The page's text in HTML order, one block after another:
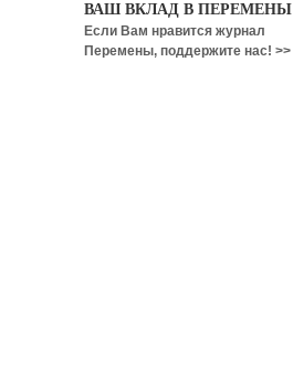
ВАШ ВКЛАД В ПЕРЕМЕНЫ
Если Вам нравится журнал
Перемены, поддержите нас! >>